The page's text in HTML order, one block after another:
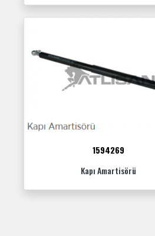
1594269
Kapı Amartisörü